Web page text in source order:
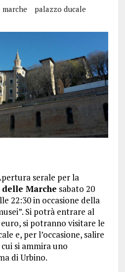
palazzo ducale
serale per la
Marche sabato 20
22:30 in occasione della
Si potrà entrare al
si potranno visitare le
e, per l’occasione, salire
si ammira uno
di Urbino.